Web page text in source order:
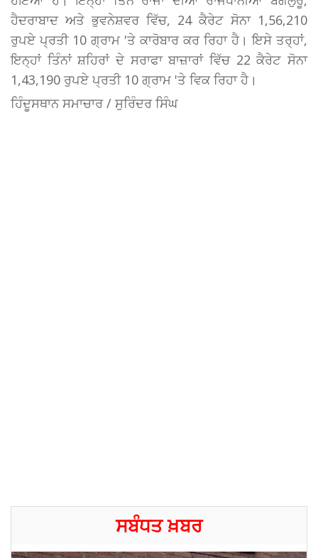
ਹੈਦਰਾਬਾਦ ਅਤੇ ਭੁਵਨੇਸ਼ਵਰ ਵਿੱਚ, 24 ਕੈਰੇਟ ਸੋਨਾ 1,56,210
ਰੁਪਏ ਪ੍ਰਤੀ 10 ਗ੍ਰਾਮ 'ਤੇ ਕਾਰੋਬਾਰ ਕਰ ਰਿਹਾ ਹੈ। ਇਸੇ ਤਰ੍ਹਾਂ,
ਇਨ੍ਹਾਂ ਤਿੰਨਾਂ ਸ਼ਹਿਰਾਂ ਦੇ ਸਰਾਫਾ ਬਾਜ਼ਾਰਾਂ ਵਿੱਚ 22 ਕੈਰੇਟ ਸੋਨਾ
1,43,190 ਰੁਪਏ ਪ੍ਰਤੀ 10 ਗ੍ਰਾਮ 'ਤੇ ਵਿਕ ਰਿਹਾ ਹੈ।
ਹਿੰਦੂਸਥਾਨ ਸਮਾਚਾਰ / ਸੁਰਿੰਦਰ ਸਿੰਘ
ਸਬੰਧਤ ਖ਼ਬਰ